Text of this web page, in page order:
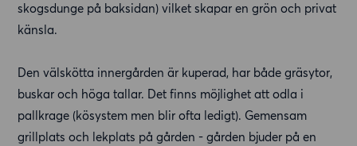
skogsdunge på baksidan) vilket skapar en grön och privat
känsla.
Den välskötta innergården är kuperad, har både gräsytor,
buskar och höga tallar. Det finns möjlighet att odla i
pallkrage (kösystem men blir ofta ledigt). Gemensam
grillplats och lekplats på gården - gården bjuder på en